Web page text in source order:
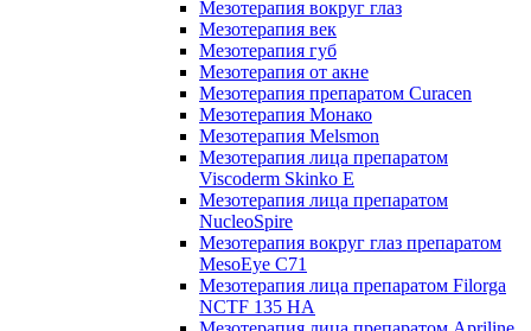
Мезотерапия вокруг глаз
Мезотерапия век
Мезотерапия губ
Мезотерапия от акне
Мезотерапия препаратом Curacen
Мезотерапия Монако
Мезотерапия Melsmon
Мезотерапия лица препаратом
Viscoderm Skinko E
Мезотерапия лица препаратом
NucleoSpire
Мезотерапия вокруг глаз препаратом
MesoEye С71
Мезотерапия лица препаратом Filorga
NCTF 135 HA